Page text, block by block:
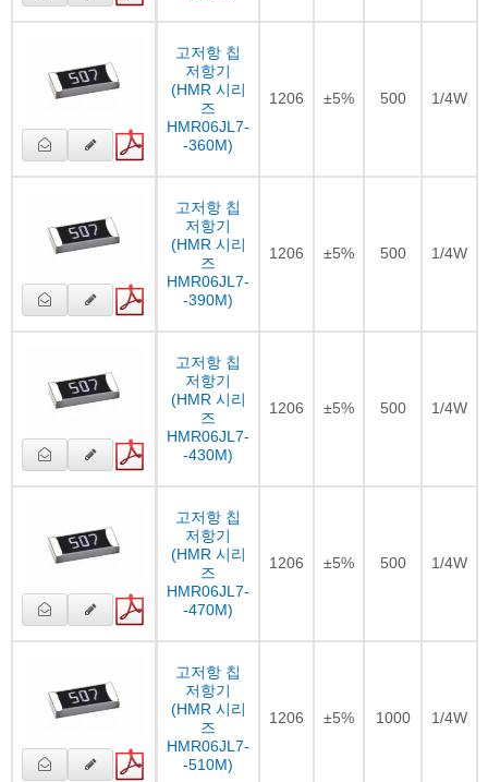
고저항 칩
저항기
(HMR 시리
즈
HMR06JL7-
-360M)
1206 ±5% 500 1/4W
고저항 칩
저항기
(HMR 시리
즈
HMR06JL7-
-390M)
1206 ±5% 500 1/4W
고저항 칩
저항기
(HMR 시리
즈
HMR06JL7-
-430M)
1206 ±5% 500 1/4W
고저항 칩
저항기
(HMR 시리
즈
HMR06JL7-
-470M)
1206 ±5% 500 1/4W
고저항 칩
저항기
(HMR 시리
즈
HMR06JL7-
-510M)
1206 ±5% 1000 1/4W